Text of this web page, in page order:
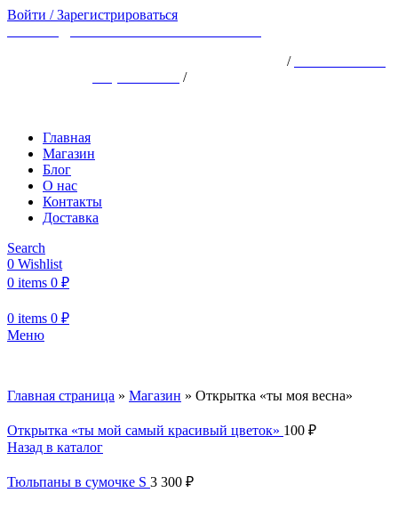
Войти / Зарегистрироваться
/
/
Главная
Магазин
Блог
О нас
Контакты
Доставка
Search
0 Wishlist
0 items 0 ₽
0 items 0 ₽
Меню
Главная страница » Магазин » Открытка «ты моя весна»
Открытка «ты мой самый красивый цветок» 100 ₽
Назад в каталог
Тюльпаны в сумочке S 3 300 ₽